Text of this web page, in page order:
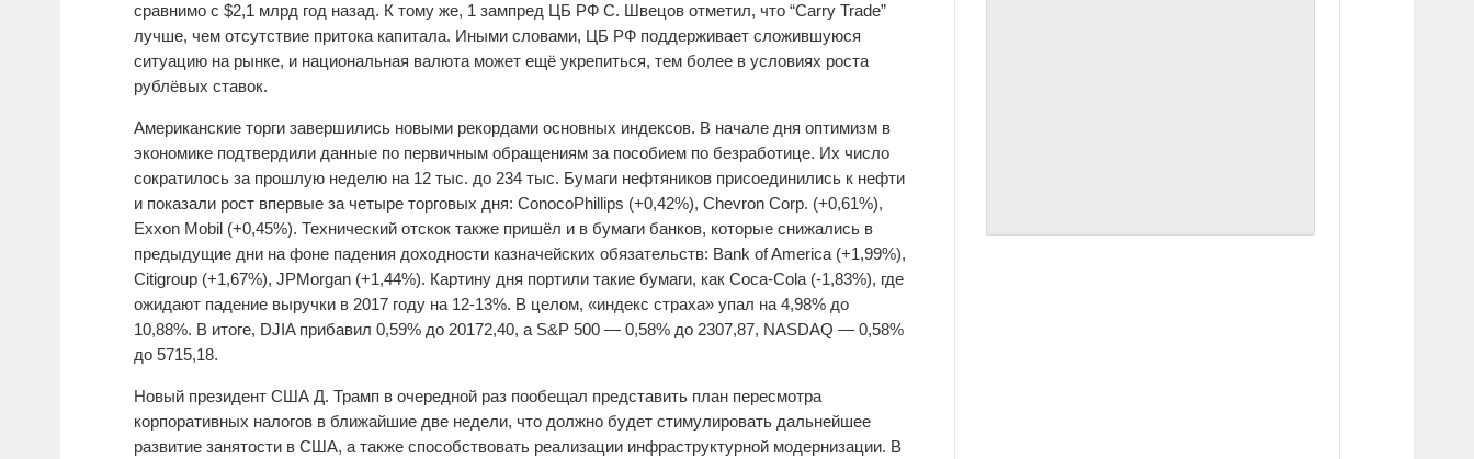
сравнимо с $2,1 млрд год назад. К тому же, 1 зампред ЦБ РФ С. Швецов отметил, что “Carry Trade”
лучше, чем отсутствие притока капитала. Иными словами, ЦБ РФ поддерживает сложившуюся
ситуацию на рынке, и национальная валюта может ещё укрепиться, тем более в условиях роста
рублёвых ставок.
Американские торги завершились новыми рекордами основных индексов. В начале дня оптимизм в
экономике подтвердили данные по первичным обращениям за пособием по безработице. Их число
сократилось за прошлую неделю на 12 тыс. до 234 тыс. Бумаги нефтяников присоединились к нефти
и показали рост впервые за четыре торговых дня: ConocoPhillips (+0,42%), Chevron Corp. (+0,61%),
Exxon Mobil (+0,45%). Технический отскок также пришёл и в бумаги банков, которые снижались в
предыдущие дни на фоне падения доходности казначейских обязательств: Bank of America (+1,99%),
Citigroup (+1,67%), JPMorgan (+1,44%). Картину дня портили такие бумаги, как Coca-Cola (-1,83%), где
ожидают падение выручки в 2017 году на 12-13%. В целом, «индекс страха» упал на 4,98% до
10,88%. В итоге, DJIA прибавил 0,59% до 20172,40, а S&P 500 — 0,58% до 2307,87, NASDAQ — 0,58%
до 5715,18.
Новый президент США Д. Трамп в очередной раз пообещал представить план пересмотра
корпоративных налогов в ближайшие две недели, что должно будет стимулировать дальнейшее
развитие занятости в США, а также способствовать реализации инфраструктурной модернизации. В